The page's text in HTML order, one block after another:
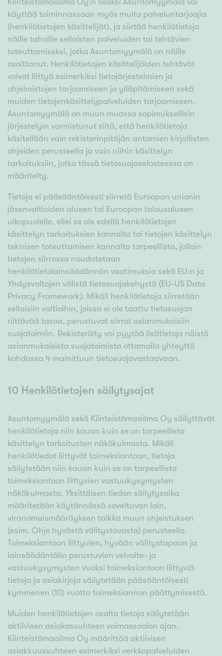
käyttää toiminnassaan myös muita palveluntarjoajia
(henkilötietojen käsittelijät), ja siirtää henkilötietoja
näille tahoille sellaisten palveluiden tai tehtävien
toteuttamiseksi, jotka Asuntomyymälä on näille
osoittanut. Henkilötietojen käsittelijöiden tehtävät
voivat liittyä esimerkiksi tietojärjestelmien ja
ohjelmistojen tarjoamiseen ja ylläpitämiseen sekä
muiden tietojenkäsittelypalveluiden tarjoamiseen.
Asuntomyymälä on muun muassa sopimuksellisin
järjestelyin varmistunut siitä, että henkilötietoja
käsitellään vain rekisterinpitäjän antamien kirjallisten
ohjeiden perusteella ja vain niihin käsittelyn
tarkoituksiin, jotka tässä tietosuojaselosteessa on
määritelty.
Tietoja ei pääsääntöisesti siirretä Euroopan unionin
jäsenvaltioiden alueen tai Euroopan talousalueen
ulkopuolelle, ellei se ole edellä henkilötietojen
käsittelyn tarkoituksien kannalta tai tietojen käsittelyn
teknisen toteuttamisen kannalta tarpeellista, jolloin
tietojen siirrossa noudatetaan
henkilötietolainsäädännön vaatimuksia sekä EU:n ja
Yhdysvaltojen välistä tietosuojakehystä (EU-US Data
Privacy Framework). Mikäli henkilötietoja siirretään
sellaisiin valtioihin, joissa ei ole taattu tietosuojan
riittävää tasoa, perustuvat siirrot asianmukaisiin
suojatoimiin. Rekisteröity voi pyytää lisätietoja näistä
asianmukaisista suojatoimista ottamalla yhteyttä
kohdassa 4 mainittuun tietosuojavastaavaan.
10 Henkilötietojen säilytysajat
Asuntomyymälä sekä Kiinteistömaailma Oy säilyttävät
henkilötietoja niin kauan kuin se on tarpeellista
käsittelyn tarkoitusten näkökulmasta. Mikäli
henkilötiedot liittyvät toimeksiantoon, tietoja
säilytetään niin kauan kuin se on tarpeellista
toimeksiantoon liittyvien vastuukysymysten
näkökulmasta. Yksittäisen tiedon säilytysaika
määritetään käytännössä soveltuvan lain,
viranomaismääräyksen taikka muun ohjeistuksen
(esim. Ohje hyvästä välitystavasta) perusteella.
Toimeksiantoon liittyvien, hyvään välitystapaan ja
lainsäädäntöön perustuvien velvoite- ja
vastuukysymysten vuoksi toimeksiantoon liittyviä
tietoja ja asiakirjoja säilytetään pääsääntöisesti
kymmenen (10) vuotta toimeksiannon päättymisestä.
Muiden henkilötietojen osalta tietoja säilytetään
aktiivisen asiakassuhteen voimassaolon ajan.
Kiinteistömaailma Oy määrittää aktiivisen
asiakkuussuhteen esimerkiksi verkkopalveluiden